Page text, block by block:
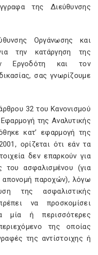
της Διεύθυνσης
Οργάνωσης και
την κατάργηση της
Εργοδότη και τον
σας γνωρίζουμε
32 του Κανονισμού
της Αναλυτικής
κατ’ εφαρμογή της
ορίζεται ότι εάν τα
δεν επαρκούν για
του ασφαλισμένου (για
απονομή παροχών), λόγω
της ασφαλιστικής
να προσκομίσει
μία ή περισσότερες
της οποίας
της αντίστοιχης ή